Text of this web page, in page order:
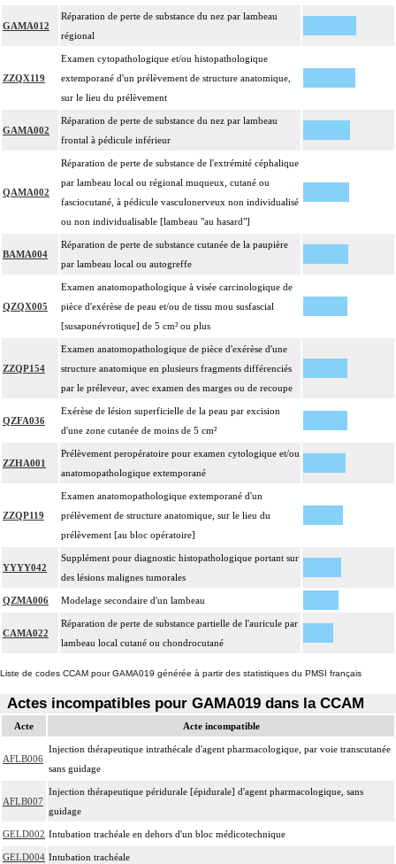
GAMA012
Réparation de perte de substance du nez par lambeau
régional
ZZQX119
Examen cytopathologique et/ou histopathologique
extemporané d'un prélèvement de structure anatomique,
sur le lieu du prélèvement
GAMA002
Réparation de perte de substance du nez par lambeau
frontal à pédicule inférieur
QAMA002
Réparation de perte de substance de l'extrémité céphalique
par lambeau local ou régional muqueux, cutané ou
fasciocutané, à pédicule vasculonerveux non individualisé
ou non individualisable [lambeau "au hasard"]
BAMA004
Réparation de perte de substance cutanée de la paupière
par lambeau local ou autogreffe
QZQX005
Examen anatomopathologique à visée carcinologique de
pièce d'exérèse de peau et/ou de tissu mou susfascial
[susaponévrotique] de 5 cm² ou plus
ZZQP154
Examen anatomopathologique de pièce d'exérèse d'une
structure anatomique en plusieurs fragments différenciés
par le préleveur, avec examen des marges ou de recoupe
QZFA036
Exérèse de lésion superficielle de la peau par excision
d'une zone cutanée de moins de 5 cm²
ZZHA001
Prélèvement peropératoire pour examen cytologique et/ou
anatomopathologique extemporané
ZZQP119
Examen anatomopathologique extemporané d'un
prélèvement de structure anatomique, sur le lieu du
prélèvement [au bloc opératoire]
YYYY042
Supplément pour diagnostic histopathologique portant sur
des lésions malignes tumorales
QZMA006 Modelage secondaire d'un lambeau
CAMA022
Réparation de perte de substance partielle de l'auricule par
lambeau local cutané ou chondrocutané
Liste de codes CCAM pour GAMA019 générée à partir des statistiques du PMSI français
Actes incompatibles pour GAMA019 dans la CCAM
Acte Acte incompatible
AFLB006
Injection thérapeutique intrathécale d'agent pharmacologique, par voie transcutanée
sans guidage
AFLB007
Injection thérapeutique péridurale [épidurale] d'agent pharmacologique, sans
guidage
GELD002 Intubation trachéale en dehors d'un bloc médicotechnique
GELD004 Intubation trachéale